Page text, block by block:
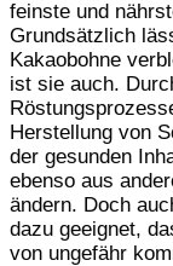
feinste und
Grundsätzlich
Kakaobohne
ist sie auch.
Herstellung von
der gesunden
ebenso aus
ändern. Doch
dazu geeignet,
von ungefähr